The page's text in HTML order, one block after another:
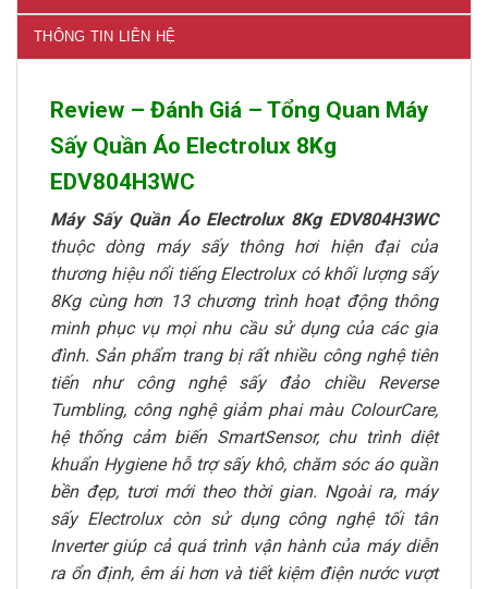
THÔNG TIN LIÊN HỆ
Review – Đánh Giá – Tổng Quan Máy
Sấy Quần Áo Electrolux 8Kg
EDV804H3WC
Máy Sấy Quần Áo Electrolux 8Kg EDV804H3WC
thuộc dòng máy sấy thông hơi hiện đại của
thương hiệu nổi tiếng Electrolux có khối lượng sấy
8Kg cùng hơn 13 chương trình hoạt động thông
minh phục vụ mọi nhu cầu sử dụng của các gia
đình. Sản phẩm trang bị rất nhiều công nghệ tiên
tiến như công nghệ sấy đảo chiều Reverse
Tumbling, công nghệ giảm phai màu ColourCare,
hệ thống cảm biến SmartSensor, chu trình diệt
khuẩn Hygiene hỗ trợ sấy khô, chăm sóc áo quần
bền đẹp, tươi mới theo thời gian. Ngoài ra, máy
sấy Electrolux còn sử dụng công nghệ tối tân
Inverter giúp cả quá trình vận hành của máy diễn
ra ổn định, êm ái hơn và tiết kiệm điện nước vượt